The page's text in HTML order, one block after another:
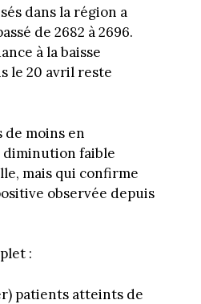
dans la région a
de 2682 à 2696.
à la baisse
le 20 avril reste
de moins en
faible
mais qui confirme
observée depuis
:
patients atteints de